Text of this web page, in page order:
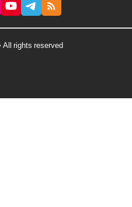
rights reserved